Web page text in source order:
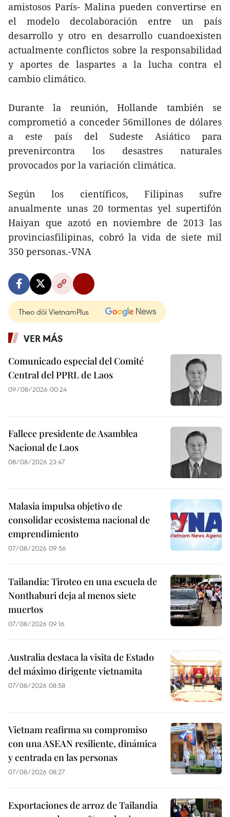
amistosos París- Malina pueden convertirse en
el modelo decolaboración entre un país
desarrollo y otro en desarrollo cuandoexisten
actualmente conflictos sobre la responsabilidad
y aportes de laspartes a la lucha contra el
cambio climático.
Durante la reunión, Hollande también se
comprometió a conceder 56millones de dólares
a este país del Sudeste Asiático para
prevenircontra los desastres naturales
provocados por la variación climática.
Según los científicos, Filipinas sufre
anualmente unas 20 tormentas yel supertifón
Haiyan que azotó en noviembre de 2013 las
provinciasfilipinas, cobró la vida de siete mil
350 personas.-VNA
Theo dõi VietnamPlus
VER MÁS
Comunicado especial del Comité
Central del PPRL de Laos
09/08/2026 00:24
Fallece presidente de Asamblea
Nacional de Laos
08/08/2026 23:47
Malasia impulsa objetivo de
consolidar ecosistema nacional de
emprendimiento
07/08/2026 09:56
Tailandia: Tiroteo en una escuela de
Nonthaburi deja al menos siete
muertos
07/08/2026 09:16
Australia destaca la visita de Estado
del máximo dirigente vietnamita
07/08/2026 08:58
Vietnam reafirma su compromiso
con una ASEAN resiliente, dinámica
y centrada en las personas
07/08/2026 08:27
Exportaciones de arroz de Tailandia